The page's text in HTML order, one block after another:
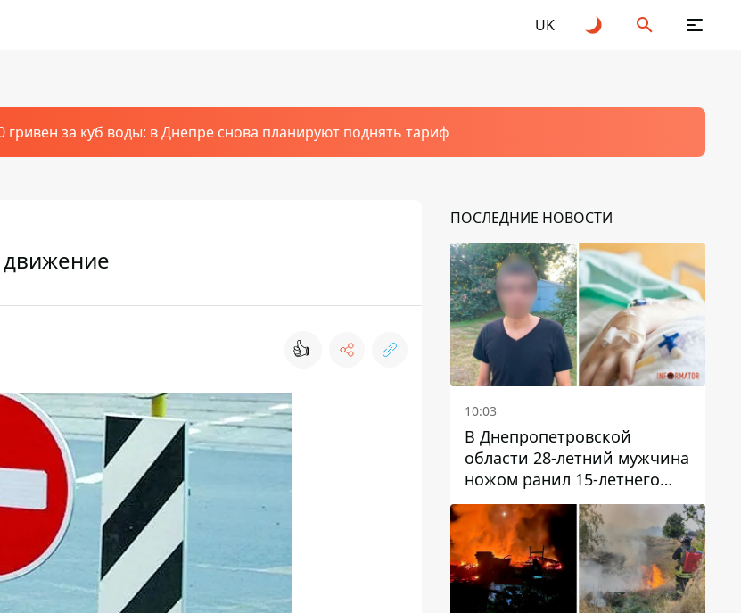
UK
гривен за куб воды: в Днепре снова планируют поднять тариф
движение
👍
ПОСЛЕДНИЕ НОВОСТИ
10:03
В Днепропетровской
области 28-летний мужчина
ножом ранил 15-летнего
парня